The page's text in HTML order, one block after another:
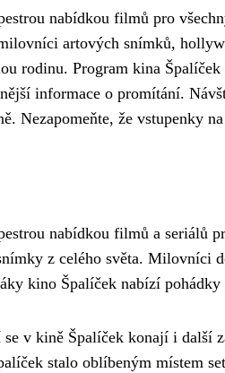
nabídkou filmů pro
artových snímků,
rodinu. Program kina
informace o promítání.
Nezapomeňte, že vstupenky
nabídkou filmů a seriálů
z celého světa.
kino Špalíček nabízí
v kině Špalíček konají i další
stalo oblíbeným místem